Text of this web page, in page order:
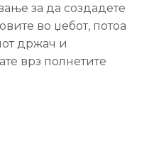
за да создадете
во џебот, потоа
држач и
врз полнетите